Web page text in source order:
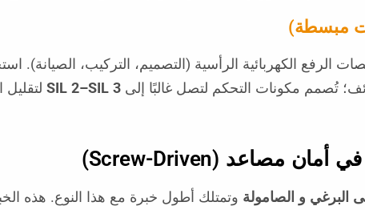
مبسطة)
الرفع الكهربائية الرأسية (التصميم، التركيب،
تُصمم مكونات التحكم لتصل غالبًا إلى SIL 2–SIL 3
البرغي و الصامولة وتمتلك أطول خبرة مع هذا النوع. هذه